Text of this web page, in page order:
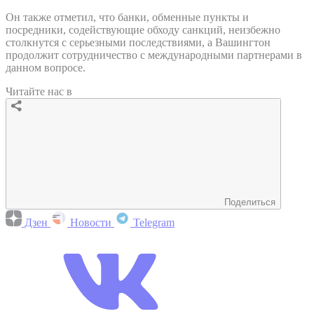
Он также отметил, что банки, обменные пункты и
посредники, содействующие обходу санкций, неизбежно
столкнутся с серьезными последствиями, а Вашингтон
продолжит сотрудничество с международными партнерами в
данном вопросе.
Читайте нас в
Поделиться
Дзен Новости Telegram